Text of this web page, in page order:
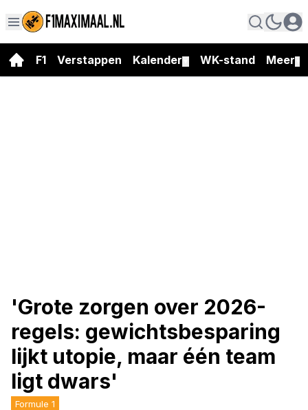
F1 Verstappen Kalender WK-stand Meer
'Grote zorgen over 2026-
regels: gewichtsbesparing
lijkt utopie, maar één team
ligt dwars'
Formule 1